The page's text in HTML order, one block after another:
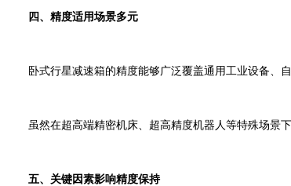
四、精度适用场景多元
卧式行星减速箱的精度能够广泛覆盖通用工业设备、自
虽然在超高端精密机床、超高精度机器人等特殊场景下
五、关键因素影响精度保持